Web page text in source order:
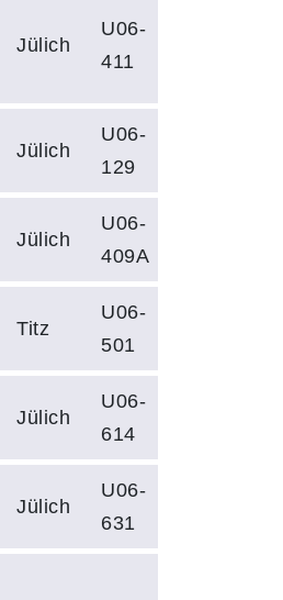
Jülich
U06-
411
Jülich
U06-
129
Jülich
U06-
409A
Titz
U06-
501
Jülich
U06-
614
Jülich
U06-
631